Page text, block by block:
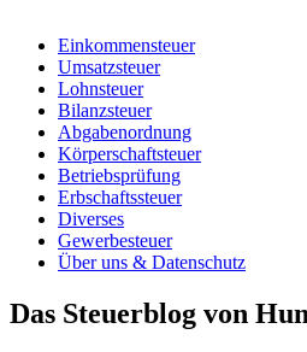
Einkommensteuer
Umsatzsteuer
Lohnsteuer
Bilanzsteuer
Abgabenordnung
Körperschaftsteuer
Betriebsprüfung
Erbschaftssteuer
Diverses
Gewerbesteuer
Über uns & Datenschutz
Das Steuerblog von